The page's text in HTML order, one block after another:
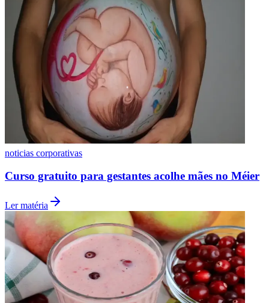
noticias corporativas
Curso gratuito para gestantes acolhe mães no Méier
Ler matéria